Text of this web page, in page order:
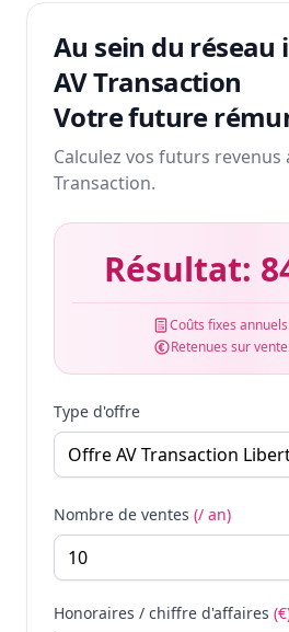
Au sein du
AV Transaction
Votre future
Calculez vos futurs revenus
Transaction.
Résultat:
Coûts fixes
Retenues sur
Type d'offre
Nombre de ventes (/ an)
Honoraires / chiffre d'affaires